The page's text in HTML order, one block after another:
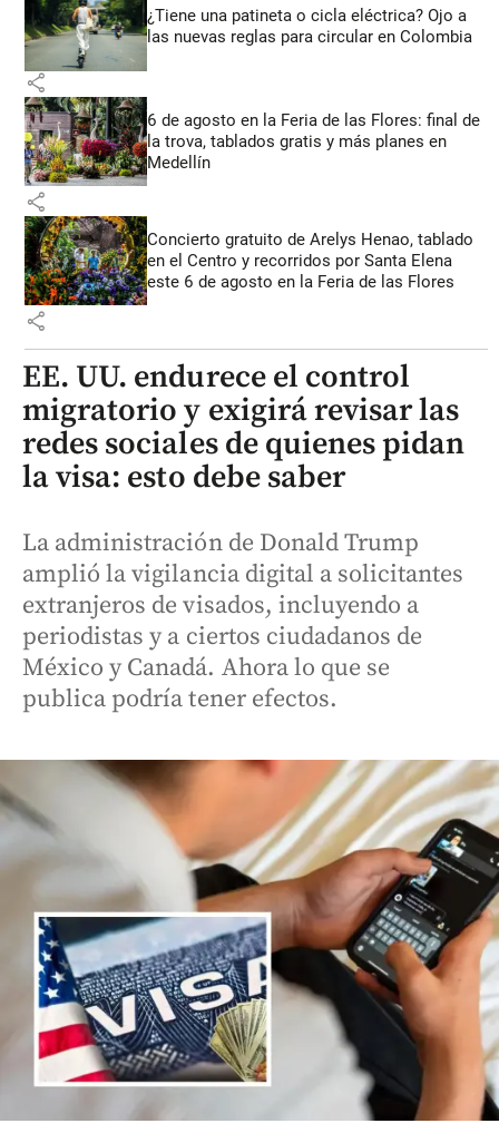
¿Tiene una patineta o cicla eléctrica? Ojo a
las nuevas reglas para circular en Colombia
share
6 de agosto en la Feria de las Flores: final de
la trova, tablados gratis y más planes en
Medellín
share
Concierto gratuito de Arelys Henao, tablado
en el Centro y recorridos por Santa Elena
este 6 de agosto en la Feria de las Flores
share
EE. UU. endurece el control
migratorio y exigirá revisar las
redes sociales de quienes pidan
la visa: esto debe saber
La administración de Donald Trump
amplió la vigilancia digital a solicitantes
extranjeros de visados, incluyendo a
periodistas y a ciertos ciudadanos de
México y Canadá. Ahora lo que se
publica podría tener efectos.